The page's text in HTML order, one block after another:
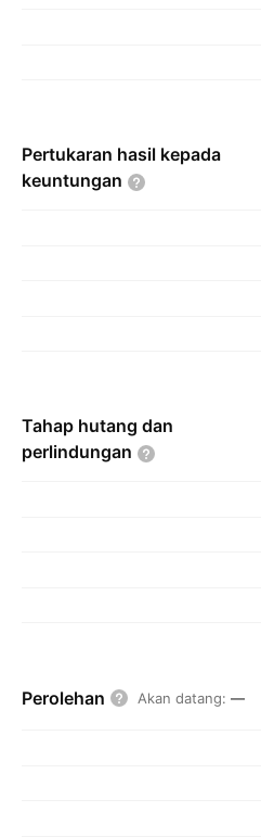
Pertukaran hasil kepada
keuntungan
Tahap hutang dan
perlindungan
Perolehan Akan datang: —